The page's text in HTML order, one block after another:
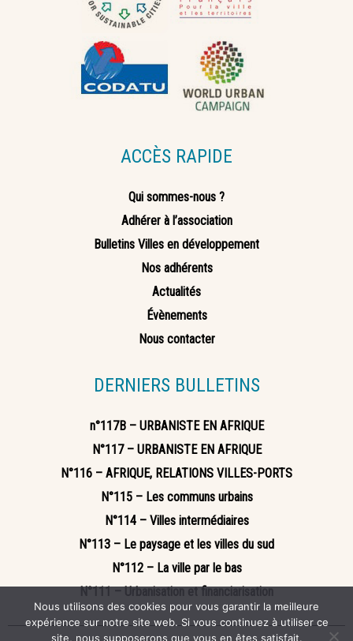
ACCÈS RAPIDE
Qui sommes-nous ?
Adhérer à l’association
Bulletins Villes en développement
Nos adhérents
Actualités
Évènements
Nous contacter
DERNIERS BULLETINS
n°117B – URBANISTE EN AFRIQUE
N°117 – URBANISTE EN AFRIQUE
N°116 – AFRIQUE, RELATIONS VILLES-PORTS
N°115 – Les communs urbains
N°114 – Villes intermédiaires
N°113 – Le paysage et les villes du sud
N°112 – La ville par le bas
N°111 – Urbanisation et financiarisation
Nous utilisons des cookies pour vous garantir la meilleure
expérience sur notre site web. Si vous continuez à utiliser ce
site, nous supposerons que vous en êtes satisfait.